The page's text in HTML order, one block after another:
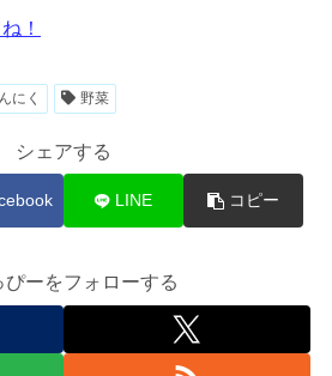
！
にく 野菜
シェアする
LINE コピー
ぴーをフォローする